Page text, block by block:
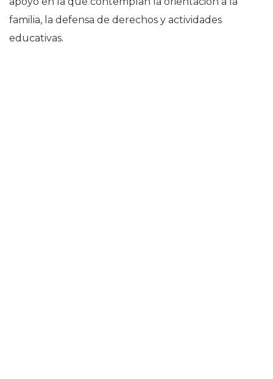
familia, la defensa de derechos y actividades
educativas.